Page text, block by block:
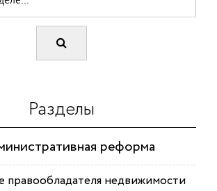
Разделы
реформа
правообладателя недвижимости